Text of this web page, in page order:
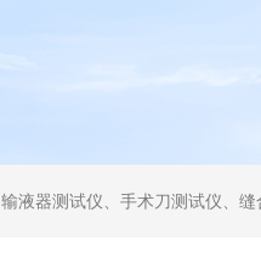
针线测试仪、导尿管测试仪、医用镊钳测试仪、导